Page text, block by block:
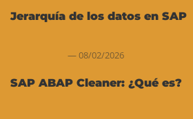
Jerarquía de los datos en SAP
08/02/2026
SAP ABAP Cleaner: ¿Qué es?